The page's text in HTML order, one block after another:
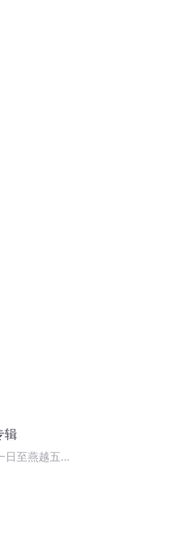
辑
日至燕越五